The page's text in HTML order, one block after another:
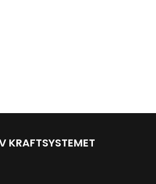
KRAFTSYSTEMET